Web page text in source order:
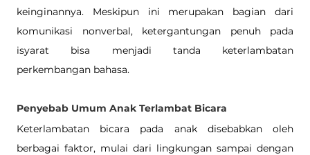
keinginannya. Meskipun ini merupakan bagian dari
komunikasi nonverbal, ketergantungan penuh pada
isyarat bisa menjadi tanda keterlambatan
perkembangan bahasa.
Penyebab Umum Anak Terlambat Bicara
Keterlambatan bicara pada anak disebabkan oleh
berbagai faktor, mulai dari lingkungan sampai dengan